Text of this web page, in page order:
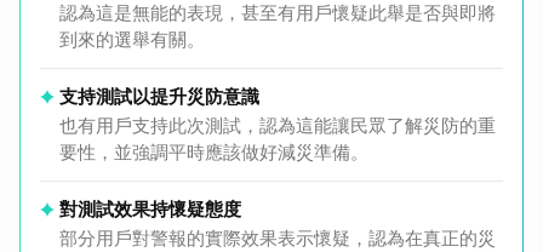
認為這是無能的表現，甚至有用戶懷疑此舉是否與即將
到來的選舉有關。
支持測試以提升災防意識
也有用戶支持此次測試，認為這能讓民眾了解災防的重
要性，並強調平時應該做好減災準備。
對測試效果持懷疑態度
部分用戶對警報的實際效果表示懷疑，認為在真正的災